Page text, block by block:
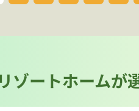
リゾートホームが